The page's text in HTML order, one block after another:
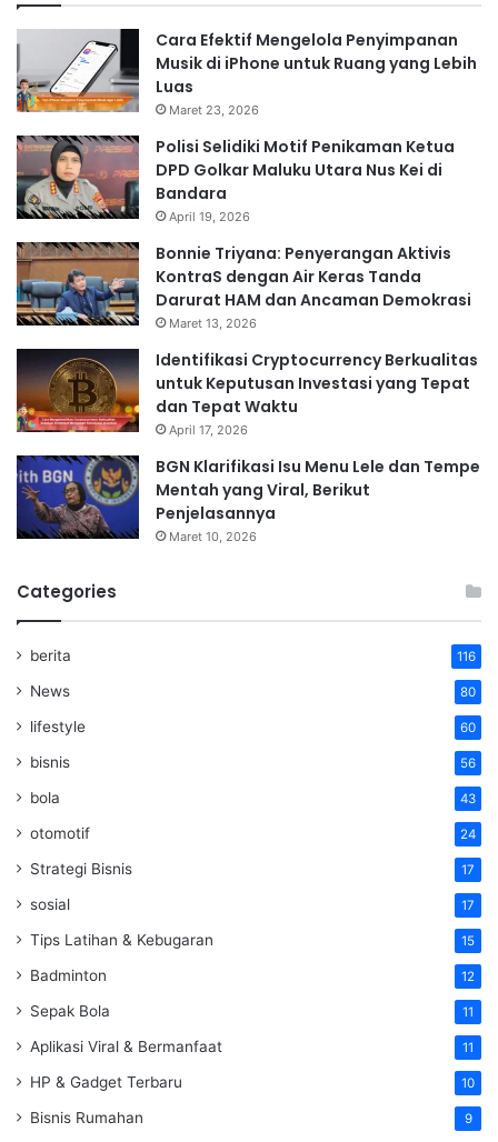
Cara Efektif Mengelola Penyimpanan
Musik di iPhone untuk Ruang yang Lebih
Luas
Maret 23, 2026
Polisi Selidiki Motif Penikaman Ketua
DPD Golkar Maluku Utara Nus Kei di
Bandara
April 19, 2026
Bonnie Triyana: Penyerangan Aktivis
KontraS dengan Air Keras Tanda
Darurat HAM dan Ancaman Demokrasi
Maret 13, 2026
Identifikasi Cryptocurrency Berkualitas
untuk Keputusan Investasi yang Tepat
dan Tepat Waktu
April 17, 2026
BGN Klarifikasi Isu Menu Lele dan Tempe
Mentah yang Viral, Berikut
Penjelasannya
Maret 10, 2026
Categories
berita 116
News 80
lifestyle 60
bisnis 56
bola 43
otomotif 24
Strategi Bisnis 17
sosial 17
Tips Latihan & Kebugaran 15
Badminton 12
Sepak Bola 11
Aplikasi Viral & Bermanfaat 11
HP & Gadget Terbaru 10
Bisnis Rumahan 9